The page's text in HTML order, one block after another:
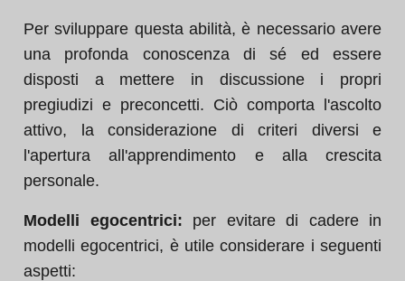
Per sviluppare questa abilità, è necessario avere
una profonda conoscenza di sé ed essere
disposti a mettere in discussione i propri
pregiudizi e preconcetti. Ciò comporta l'ascolto
attivo, la considerazione di criteri diversi e
l'apertura all'apprendimento e alla crescita
personale.
Modelli egocentrici: per evitare di cadere in
modelli egocentrici, è utile considerare i seguenti
aspetti: